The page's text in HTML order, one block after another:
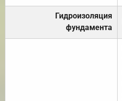
Гидроизоляция
фундамента